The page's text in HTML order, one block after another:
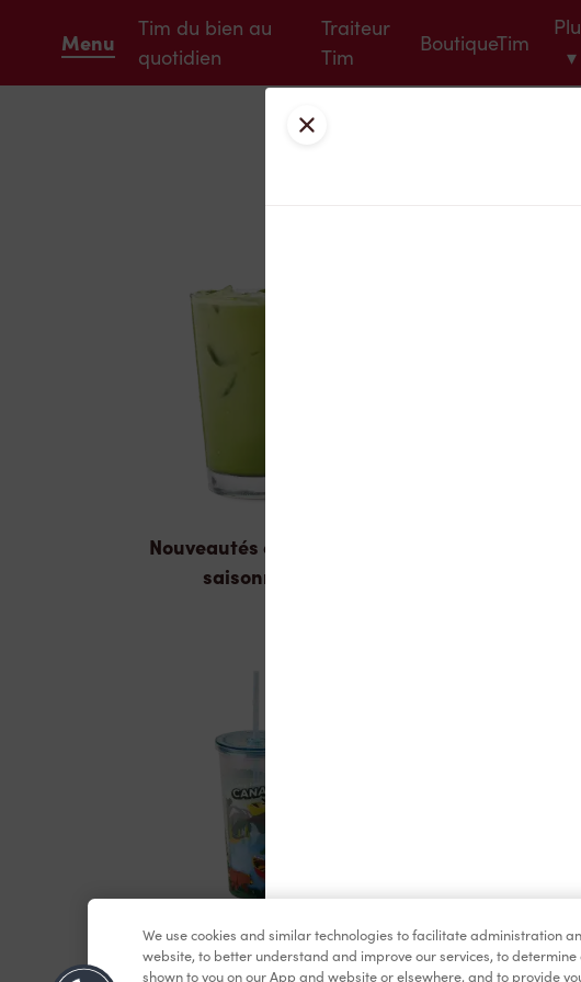
Menu
Tim du bien au
quotidien
Traiteur
Tim
BoutiqueTim
▾
Nouveautés et produits
saisonniers
Marchandises
Fermer
We use cookies and similar technologies to facilitate administration
website, to better understand and improve our services, to
shown to you on our App and website or elsewhere, and to provide